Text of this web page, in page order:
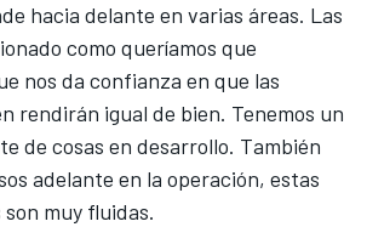
hacia delante en varias áreas. Las
como queríamos que
nos da confianza en que las
rendirán igual de bien. Tenemos un
de cosas en desarrollo. También
adelante en la operación, estas
muy fluidas.